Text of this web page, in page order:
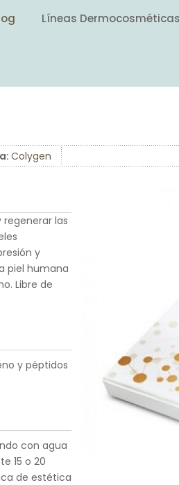
Líneas Dermocosméticas
Colygen
regenerar las
y
piel humana
Libre de
y péptidos
con agua
15 o 20
de estética